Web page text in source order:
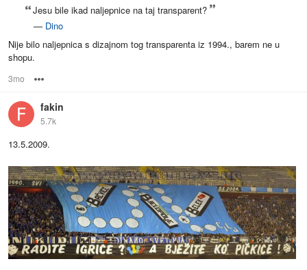
Jesu bile ikad naljepnice na taj transparent?
— Dino
Nije bilo naljepnica s dizajnom tog transparenta iz 1994., barem ne u
shopu.
3mo
fakin
5.7k
13.5.2009.